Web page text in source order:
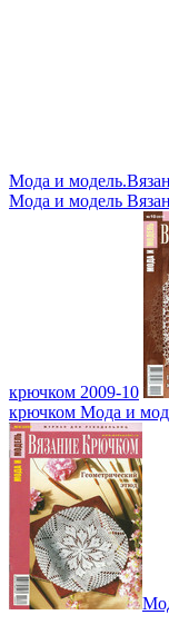
Мода и
Мода и модель
крючком 2009-10
крючком Мода и